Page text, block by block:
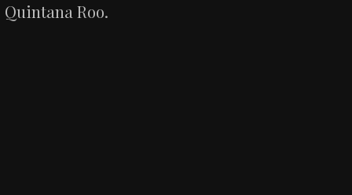
Quintana Roo.